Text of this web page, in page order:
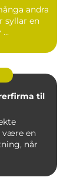
andra
syllar en
til
være en
når